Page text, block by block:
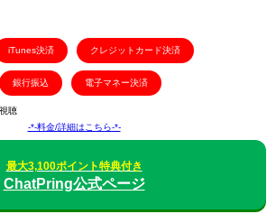
iTunes決済 クレジットカード決済
銀行振込 電子マネー決済
聴
-*-料金/詳細はこちら-*-
最大3,100ポイント特典付き
ChatPring公式ページ